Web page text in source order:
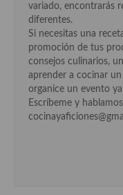
Cocina Tailandesa
Cocina Japonesa
Cocina Vietnamita
Cocina camboyana
Cocina Coreana
variado, encontrarás
diferentes.
Si necesitas una
promoción de tus
consejos culinarios,
aprender a cocinar
organice un evento
Escríbeme y